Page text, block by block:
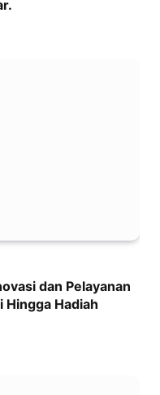
dan Pelayanan
Hingga Hadiah